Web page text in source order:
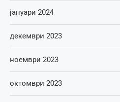
јануари 2024
декември 2023
ноември 2023
октомври 2023